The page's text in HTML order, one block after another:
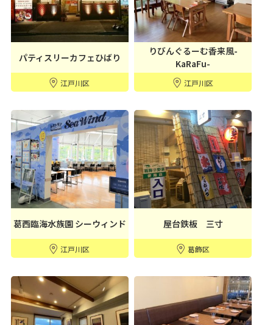
パティスリーカフェひばり
江戸川区
りびんぐるーむ香来風-
KaRaFu-
江戸川区
葛西臨海水族園 シーウィンド
江戸川区
屋台鉄板 三寸
葛飾区